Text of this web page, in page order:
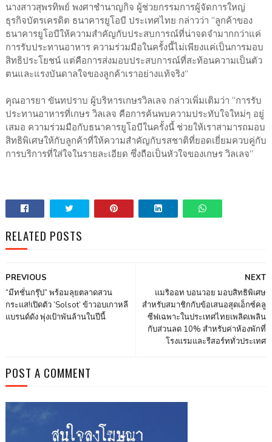
นางสาวสุพรทิพย์ พงศาชำนาญกิจ ผู้ช่วยกรรมการผู้จัดการใหญ่
ธุรกิจบัตรเครดิต ธนาคารยูโอบี ประเทศไทย กล่าวว่า “ลูกค้าของ
ธนาคารยูโอบีให้ความสำคัญกับประสบการณ์ที่น่าจดจำมากกว่าแค่
การรับประทานอาหาร ความร่วมมือในครั้งนี้ไม่เพียงแค่เป็นการมอบ
สิทธิประโยชน์ แต่คือการส่งมอบประสบการณ์ที่สะท้อนความเป็นตัว
ตนและแรงบันดาลใจของลูกค้าเราอย่างแท้จริง”
คุณอารยา ขันทปราบ ผู้บริหารเกษรวิลเลจ กล่าวเพิ่มเติมว่า “การรับ
ประทานอาหารที่เกษร วิลเลจ คือการค้นพบความประทับใจใหม่ๆ อยู่
เสมอ ความร่วมมือกับธนาคารยูโอบีในครั้งนี้ ช่วยให้เราสามารถมอบ
สิทธิพิเศษให้กับลูกค้าที่ให้ความสำคัญกับรสชาติที่ยอดเยี่ยมควบคู่กับ
การบริการที่ใส่ใจในรายละเอียด ซึ่งถือเป็นหัวใจของเกษร วิลเลจ”
RELATED POSTS
NEXT
แมริออท บอนวอย มอบสิทธิพิเศษ
สำหรับสมาชิกกับข้อเสนอสุดเอ็กซ์คลู
ซีฟเฉพาะในประเทศไทยเพลิดเพลิน
กับส่วนลด 10% สำหรับค่าห้องพักที่
โรงแรมและรีสอร์ททั่วประเทศ
PREVIOUS
“มีทชั่นกรุ๊ป” พร้อมลุยตลาดสวน
กระแส!เปิดตัว ‘Solsot’ ข้าวอบเกาหลี
แบรนด์ดัง พุ่งเป้าพันล้านในปีนี้
POST A COMMENT